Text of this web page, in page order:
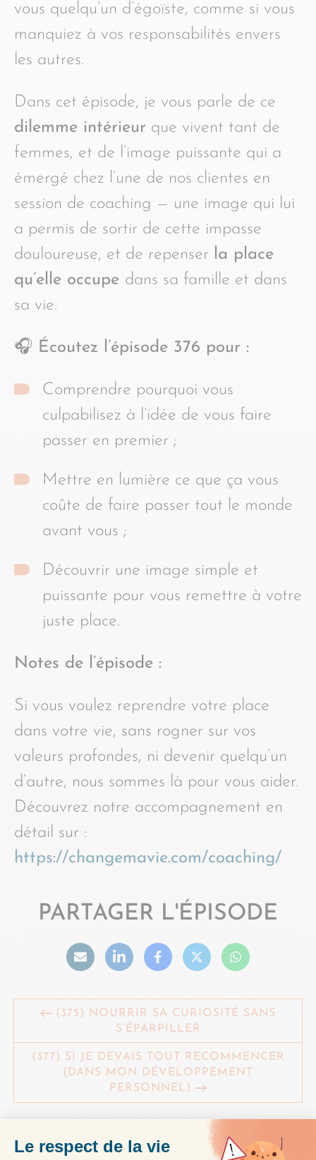
vous quelqu’un d’égoïste, comme si vous
manquiez à vos responsabilités envers
les autres.
Dans cet épisode, je vous parle de ce
dilemme intérieur que vivent tant de
femmes, et de l’image puissante qui a
émergé chez l’une de nos clientes en
session de coaching — une image qui lui
a permis de sortir de cette impasse
douloureuse, et de repenser la place
qu’elle occupe dans sa famille et dans
sa vie.
🎧 Écoutez l’épisode 376 pour :
Comprendre pourquoi vous
culpabilisez à l’idée de vous faire
passer en premier ;
Mettre en lumière ce que ça vous
coûte de faire passer tout le monde
avant vous ;
Découvrir une image simple et
puissante pour vous remettre à votre
juste place.
Notes de l’épisode :
Si vous voulez reprendre votre place
dans votre vie, sans rogner sur vos
valeurs profondes, ni devenir quelqu’un
d’autre, nous sommes là pour vous aider.
Découvrez notre accompagnement en
détail sur :
https://changemavie.com/coaching/
PARTAGER L'ÉPISODE
(375) NOURRIR SA CURIOSITÉ SANS
S’ÉPARPILLER
(377) SI JE DEVAIS TOUT RECOMMENCER
(DANS MON DÉVELOPPEMENT
PERSONNEL)
À ÉCOUTER AUSSI